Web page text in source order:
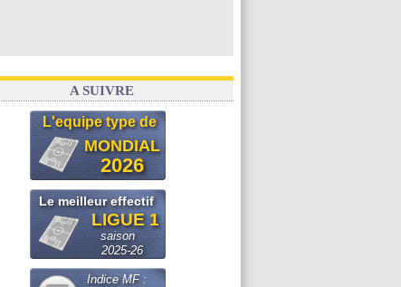
A SUIVRE
L'equipe type de
MONDIAL
2026
Le meilleur effectif
LIGUE 1
saison
2025-26
Indice MF :